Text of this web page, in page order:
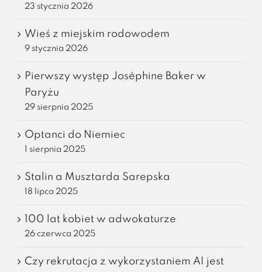
23 stycznia 2026
Wieś z miejskim rodowodem
9 stycznia 2026
Pierwszy występ Joséphine Baker w
Paryżu
29 sierpnia 2025
Optanci do Niemiec
1 sierpnia 2025
Stalin a Musztarda Sarepska
18 lipca 2025
100 lat kobiet w adwokaturze
26 czerwca 2025
Czy rekrutacja z wykorzystaniem AI jest